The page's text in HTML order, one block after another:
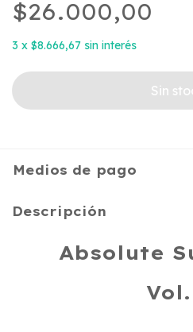
$26.000,00
3 x $8.666,67 sin interés
Medios de pago
Descripción
Absolute